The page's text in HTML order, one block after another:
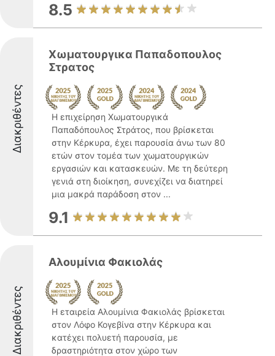
8.5
Διακριθέντες
Χωματουργικα Παπαδοπουλος
Στρατος
Η επιχείρηση Χωματουργικά
Παπαδόπουλος Στράτος, που βρίσκεται
στην Κέρκυρα, έχει παρουσία άνω των 80
ετών στον τομέα των χωματουργικών
εργασιών και κατασκευών. Με τη δεύτερη
γενιά στη διοίκηση, συνεχίζει να διατηρεί
μια μακρά παράδοση στον ...
9.1
Διακριθέντες
Αλουμίνια Φακιολάς
Η εταιρεία Αλουμίνια Φακιολάς βρίσκεται
στον Λόφο Κογεβίνα στην Κέρκυρα και
κατέχει πολυετή παρουσία, με
δραστηριότητα στον χώρο των